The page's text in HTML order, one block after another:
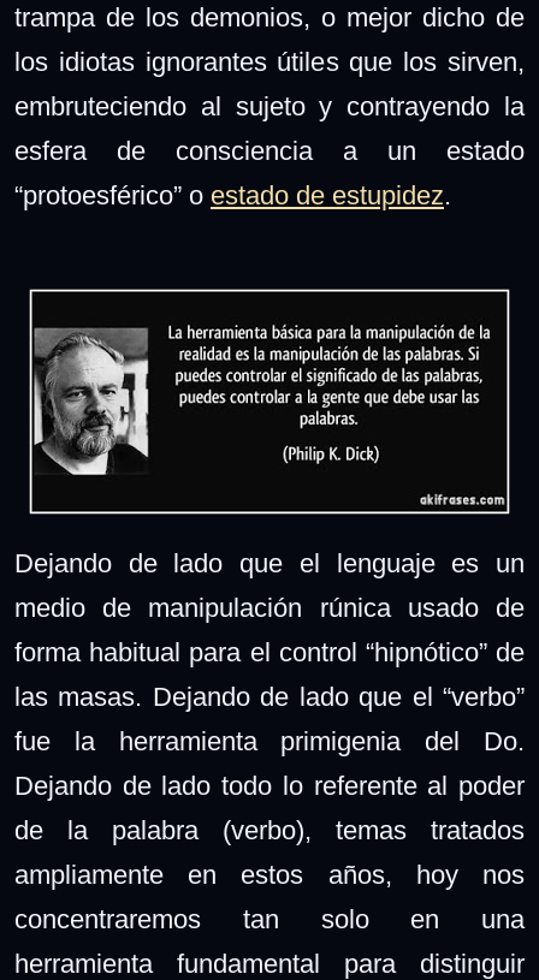
trampa de los demonios, o mejor dicho de
los idiotas ignorantes útiles que los sirven,
embruteciendo al sujeto y contrayendo la
esfera de consciencia a un estado
“protoesférico” o estado de estupidez.
Dejando de lado que el lenguaje es un
medio de manipulación rúnica usado de
forma habitual para el control “hipnótico” de
las masas. Dejando de lado que el “verbo”
fue la herramienta primigenia del Do.
Dejando de lado todo lo referente al poder
de la palabra (verbo), temas tratados
ampliamente en estos años, hoy nos
concentraremos tan solo en una
herramienta fundamental para distinguir